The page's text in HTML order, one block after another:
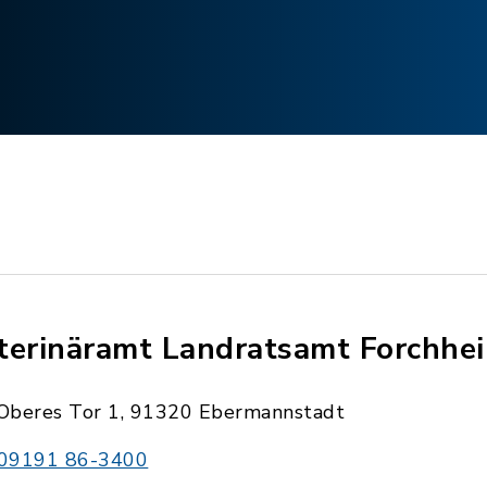
Landratsamt
Tor 1, 91320 Ebermannstadt
86-3400